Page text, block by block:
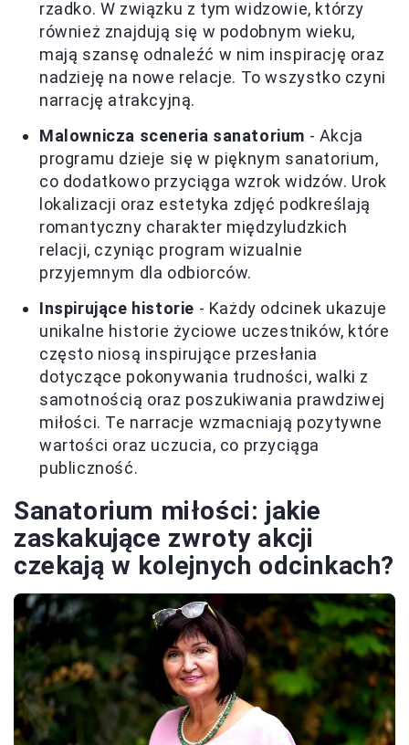
rzadko. W związku z tym widzowie, którzy
również znajdują się w podobnym wieku,
mają szansę odnaleźć w nim inspirację oraz
nadzieję na nowe relacje. To wszystko czyni
narrację atrakcyjną.
Malownicza sceneria sanatorium - Akcja
programu dzieje się w pięknym sanatorium,
co dodatkowo przyciąga wzrok widzów. Urok
lokalizacji oraz estetyka zdjęć podkreślają
romantyczny charakter międzyludzkich
relacji, czyniąc program wizualnie
przyjemnym dla odbiorców.
Inspirujące historie - Każdy odcinek ukazuje
unikalne historie życiowe uczestników, które
często niosą inspirujące przesłania
dotyczące pokonywania trudności, walki z
samotnością oraz poszukiwania prawdziwej
miłości. Te narracje wzmacniają pozytywne
wartości oraz uczucia, co przyciąga
publiczność.
Sanatorium miłości: jakie
zaskakujące zwroty akcji
czekają w kolejnych odcinkach?